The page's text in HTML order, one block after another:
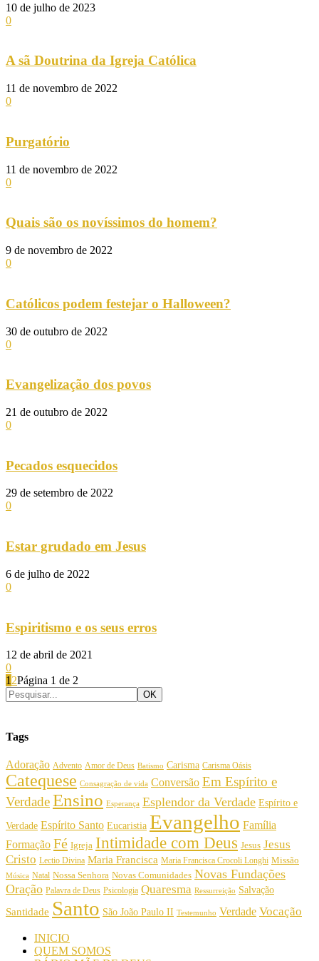
10 de julho de 2023
0
A sã Doutrina da Igreja Católica
11 de novembro de 2022
0
Purgatório
11 de novembro de 2022
0
Quais são os novíssimos do homem?
9 de novembro de 2022
0
Católicos podem festejar o Halloween?
30 de outubro de 2022
0
Evangelização dos povos
21 de outubro de 2022
0
Pecados esquecidos
29 de setembro de 2022
0
Estar grudado em Jesus
6 de julho de 2022
0
Espiritismo e os seus erros
12 de abril de 2021
0
1 2Página 1 de 2
Tags
Adoração Advento Amor de Deus Batismo Carisma Carisma Oásis
Catequese Consagração de vida Conversão Em Espírito e
VerdadeEnsino Esperança Esplendor da Verdade Espírito e
Verdade Espírito Santo Eucaristia Evangelho Família
Formação Fé Igreja Intimidade com Deus Jesus Jesus
Cristo Lectio Divina Maria Francisca Maria Francisca Crocoli Longhi Missão
Música Natal Nossa Senhora Novas Comunidades Novas Fundações
Oração Palavra de Deus Psicologia Quaresma Ressurreição Salvação
Santidade Santo São João Paulo II Testemunho Verdade Vocação
INICIO
QUEM SOMOS